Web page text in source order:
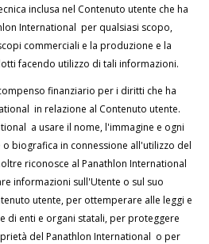
inclusa nel Contenuto utente che ha
International per qualsiasi scopo,
commerciali e la produzione e la
facendo utilizzo di tali informazioni.
finanziario per i diritti che ha
in relazione al Contenuto utente.
a usare il nome, l'immagine e ogni
biografica in connessione all'utilizzo del
riconosce al Panathlon International
informazioni sull'Utente o sul suo
utente, per ottemperare alle leggi e
di enti e organi statali, per proteggere
del Panathlon International o per